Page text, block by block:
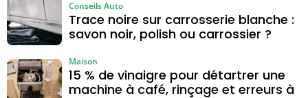
Trace noire sur carrosserie blanche :
savon noir, polish ou carrossier ?
Conseils Auto
15 % de vinaigre pour détartrer une
machine à café, rinçage et erreurs à
Maison